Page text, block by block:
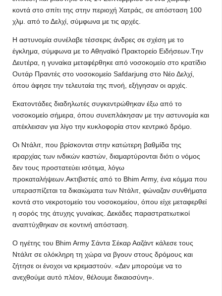
κοντά στο σπίτι της στην περιοχή Χατράς, σε απόσταση 100
χλμ. από το Δελχί, σύμφωνα με τις αρχές.
Η αστυνομία συνέλαβε τέσσερις άνδρες σε σχέση με το
έγκλημα, σύμφωνα με το Αθηναϊκό Πρακτορείο Ειδήσεων.Tην
Δευτέρα, η γυναίκα μεταφέρθηκε από νοσοκομείο στο κρατίδιο
Ουτάρ Πραντές στο νοσοκομείο Safdarjung στο Νέο Δελχί,
όπου άφησε την τελευταία της πνοή, εξήγησαν οι αρχές.
Εκατοντάδες διαδηλωτές συγκεντρώθηκαν έξω από το
νοσοκομείο σήμερα, όπου συνεπλάκησαν με την αστυνομία και
απέκλεισαν για λίγο την κυκλοφορία στον κεντρικό δρόμο.
Οι Ντάλιτ, που βρίσκονται στην κατώτερη βαθμίδα της
ιεραρχίας των ινδικών καστών, διαμαρτύρονται διότι ο νόμος
δεν τους προστατεύει ισότιμα, λόγω
προκαταλήψεων.Ακτιβιστές από το Bhim Army, ένα κόμμα που
υπερασπίζεται τα δικαιώματα των Ντάλιτ, φώναζαν συνθήματα
κοντά στο νεκροτομείο του νοσοκομείου, όπου είχε μεταφερθεί
η σορός της άτυχης γυναίκας. Δεκάδες παραστρατιωτικοί
αναπτύχθηκαν σε κοντινή απόσταση.
Ο ηγέτης του Bhim Army Σάντα Σέκαρ Ααζάντ κάλεσε τους
Ντάλιτ σε ολόκληρη τη χώρα να βγουν στους δρόμους και
ζήτησε οι ένοχοι να κρεμαστούν. «Δεν μπορούμε να το
ανεχθούμε αυτό πλέον, θέλουμε δικαιοσύνη».